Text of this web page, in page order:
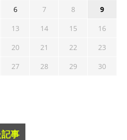
6 7 8
9
13 14 15
16
20 21 22
23
27 28 29
30
事